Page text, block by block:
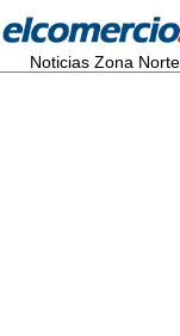
Noticias Zona Norte